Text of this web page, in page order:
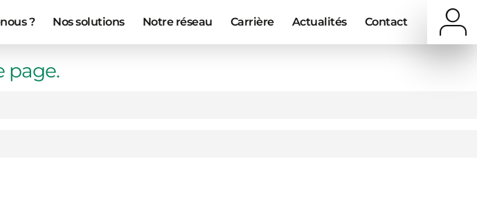
? Nos solutions Notre réseau Carrière Actualités Contact
page.